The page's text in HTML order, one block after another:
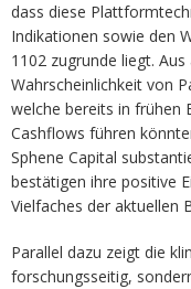
dass diese
Indikationen sowie den
1102 zugrunde liegt.
Wahrscheinlichkeit von
welche bereits in frühen
Cashflows führen
Sphene Capital
bestätigen ihre positive
Vielfaches der aktuellen
Parallel dazu zeigt die
forschungsseitig,